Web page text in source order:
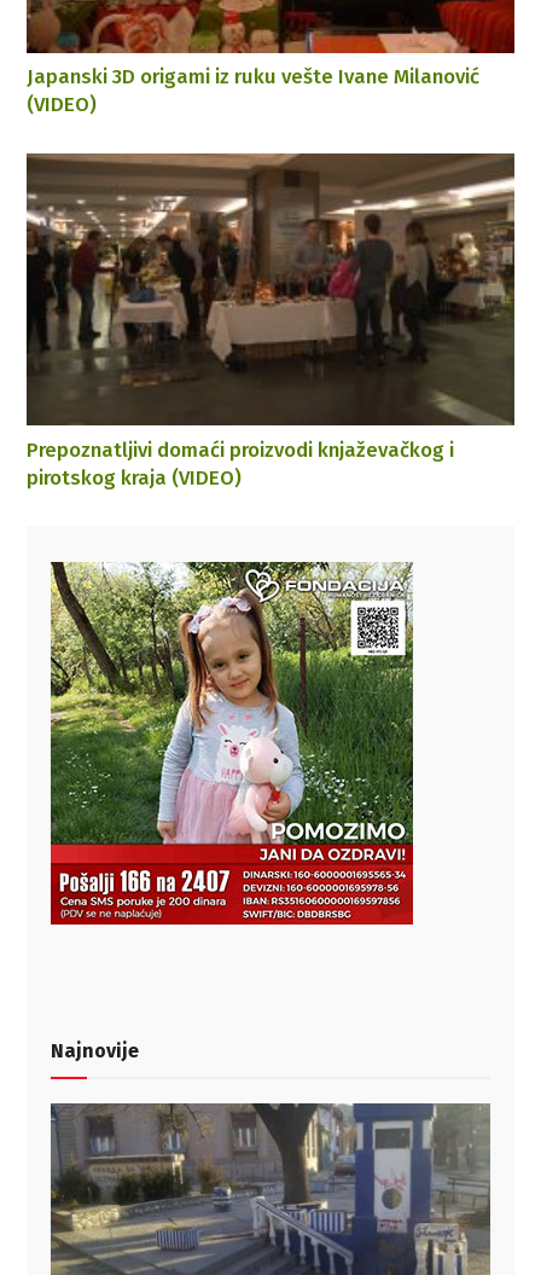
Japanski 3D origami iz ruku vešte Ivane Milanović
(VIDEO)
Prepoznatljivi domaći proizvodi knjaževačkog i
pirotskog kraja (VIDEO)
Najnovije